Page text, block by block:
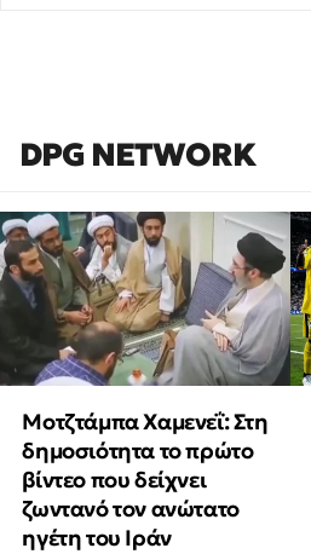
DPG NETWORK
Μοτζτάμπα Χαμενεΐ: Στη
δημοσιότητα το πρώτο
βίντεο που δείχνει
ζωντανό τον ανώτατο
ηγέτη του Ιράν